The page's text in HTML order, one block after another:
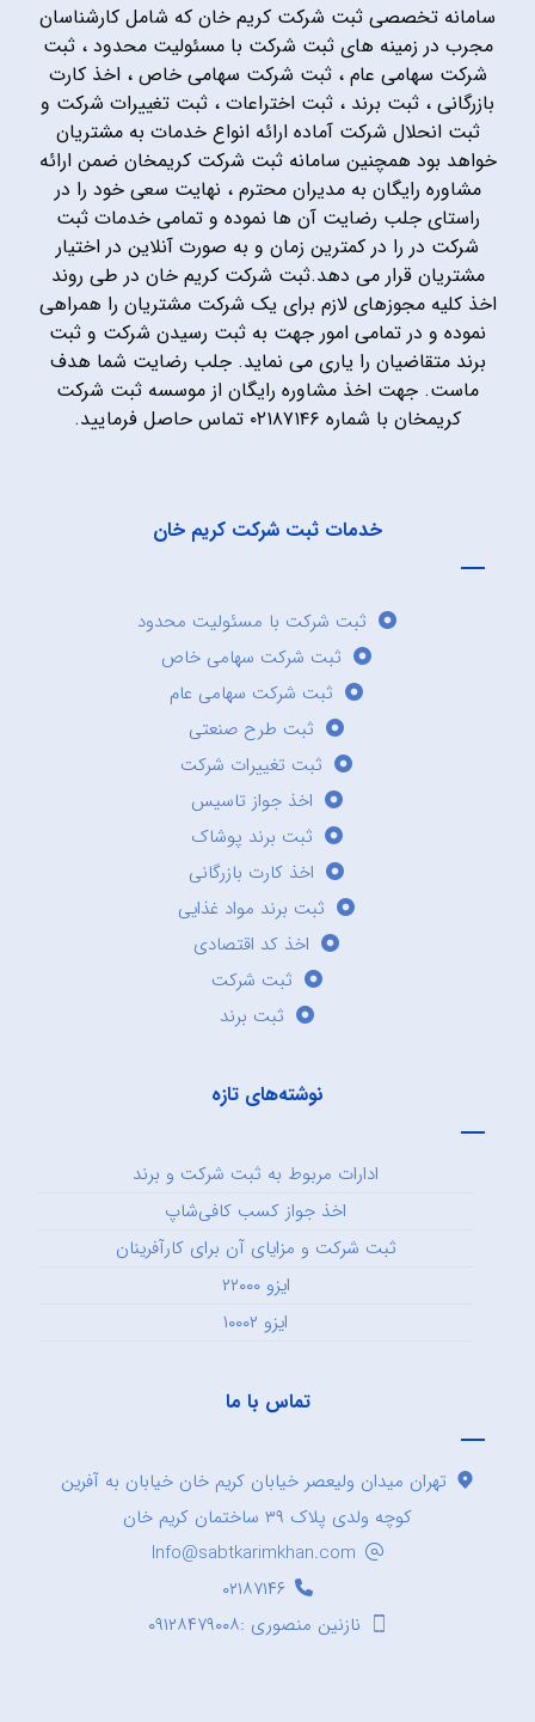
سامانه تخصصی ثبت شرکت کریم خان که شامل کارشناسان
مجرب در زمینه های ثبت شرکت با مسئولیت محدود ، ثبت
شرکت سهامی عام ، ثبت شرکت سهامی خاص ، اخذ کارت
بازرگانی ، ثبت برند ، ثبت اختراعات ، ثبت تغییرات شرکت و
ثبت انحلال شرکت آماده ارائه انواع خدمات به مشتریان
خواهد بود همچنین سامانه ثبت شرکت کریمخان ضمن ارائه
مشاوره رایگان به مدیران محترم ، نهایت سعی خود را در
راستای جلب رضایت آن ها نموده و تمامی خدمات ثبت
شرکت در را در کمترین زمان و به صورت آنلاین در اختیار
مشتریان قرار می دهد.ثبت شرکت کریم خان در طی روند
اخذ کلیه مجوزهای لازم برای یک شرکت مشتریان را همراهی
نموده و در تمامی امور جهت به ثبت رسیدن شرکت و ثبت
برند متقاضیان را یاری می نماید. جلب رضایت شما هدف
ماست. جهت اخذ مشاوره رایگان از موسسه ثبت شرکت
کریمخان با شماره ۰۲۱۸۷۱۴۶ تماس حاصل فرمایید.
خدمات ثبت شرکت کریم خان
ثبت شرکت با مسئولیت محدود
ثبت شرکت سهامی خاص
ثبت شرکت سهامی عام
ثبت طرح صنعتی
ثبت تغییرات شرکت
اخذ جواز تاسیس
ثبت برند پوشاک
اخذ کارت بازرگانی
ثبت برند مواد غذایی
اخذ کد اقتصادی
ثبت شرکت
ثبت برند
نوشته‌های تازه
ادارات مربوط به ثبت شرکت و برند
اخذ جواز کسب کافی‌شاپ
ثبت شرکت و مزایای آن برای کارآفرینان
ایزو ۲۲۰۰۰
ایزو ۱۰۰۰۲
تماس با ما
تهران میدان ولیعصر خیابان کریم خان خیابان به آفرین
کوچه ولدی پلاک ۳۹ ساختمان کریم خان
Info@sabtkarimkhan.com
۰۲۱۸۷۱۴۶
نازنین منصوری :۰۹۱۲۸۴۷۹۰۰۸